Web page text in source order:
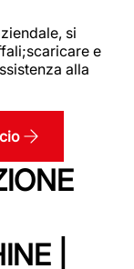
si
e
alla
|